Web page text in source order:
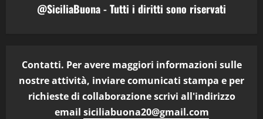
@SiciliaBuona - Tutti i diritti sono riservati
Contatti. Per avere maggiori informazioni sulle
nostre attività, inviare comunicati stampa e per
richieste di collaborazione scrivi all'indirizzo
email siciliabuona20@gmail.com